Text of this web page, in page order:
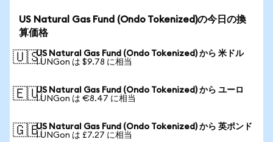
US Natural Gas Fund (Ondo Tokenized)の今日の換
算価格
🇺🇸US Natural Gas Fund (Ondo Tokenized) から 米ドル
1 UNGon は $9.78 に相当
🇪🇺US Natural Gas Fund (Ondo Tokenized) から ユーロ
1 UNGon は €8.47 に相当
🇬🇧US Natural Gas Fund (Ondo Tokenized) から 英ポンド
1 UNGon は £7.27 に相当